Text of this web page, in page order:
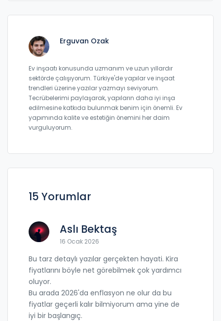
Erguvan Ozak
Ev inşaatı konusunda uzmanım ve uzun yıllardır
sektörde çalışıyorum. Türkiye'de yapılar ve inşaat
trendleri üzerine yazılar yazmayı seviyorum.
Tecrübelerimi paylaşarak, yapıların daha iyi inşa
edilmesine katkıda bulunmak benim için önemli. Ev
yapımında kalite ve estetiğin önemini her daim
vurguluyorum.
15 Yorumlar
Aslı Bektaş
16 Ocak 2026
Bu tarz detaylı yazılar gerçekten hayati. Kira
fiyatlarını böyle net görebilmek çok yardımcı
oluyor.
Bu arada 2026'da enflasyon ne olur da bu
fiyatlar geçerli kalır bilmiyorum ama yine de
iyi bir başlangıç.